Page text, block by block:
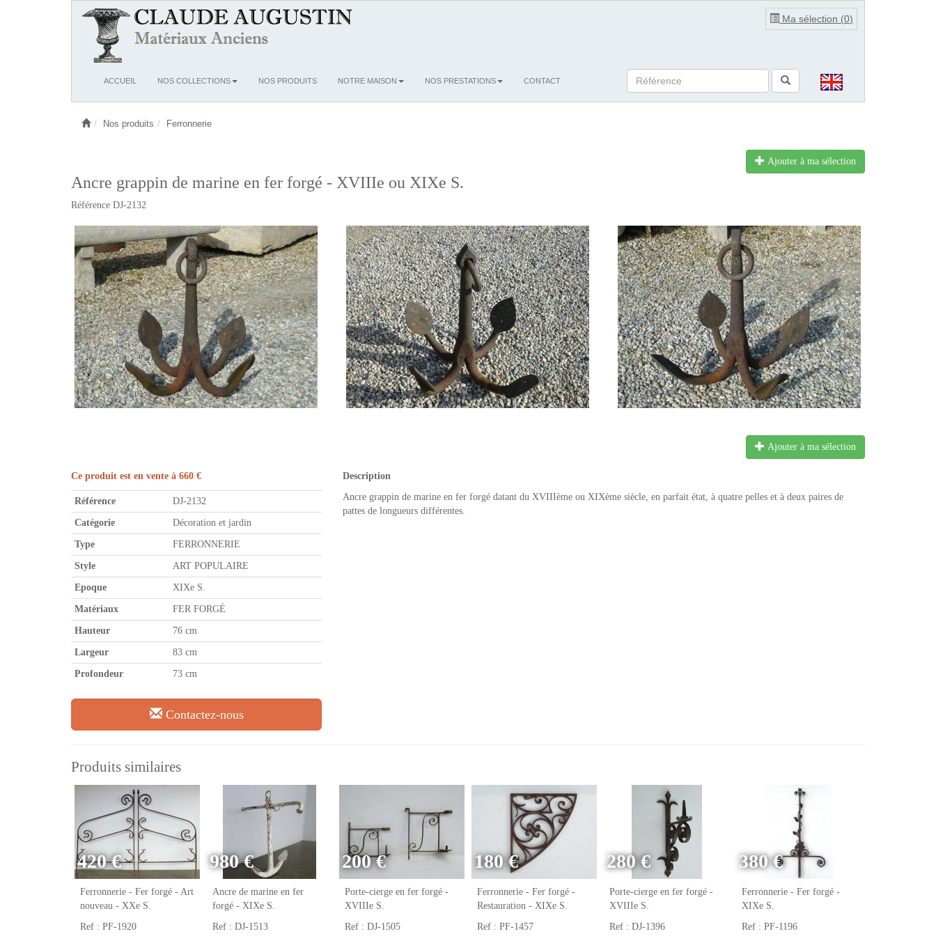
Ma sélection (0)
OuvrirACCUEIL NOS COLLECTIONS NOS PRODUITS NOTRE MAISON NOS PRESTATIONS CONTACT
Nos produits Ferronnerie
Ajouter à ma sélection
Ancre grappin de marine en fer forgé - XVIIIe ou XIXe S.
Référence DJ-2132
Ajouter à ma sélection
Ce produit est en vente à 660 €
Référence DJ-2132
Catégorie Décoration et jardin
Type FERRONNERIE
Style ART POPULAIRE
Epoque XIXe S.
Matériaux FER FORGÉ
Hauteur 76 cm
Largeur 83 cm
Profondeur 73 cm
Contactez-nous
Description
Ancre grappin de marine en fer forgé datant du XVIIIème ou XIXème siècle, en parfait état, à quatre pelles et à deux paires de
pattes de longueurs différentes.
Produits similaires
420 €
Ferronnerie - Fer forgé - Art
nouveau - XXe S.
Ref : PF-1920
980 €
Ancre de marine en fer
forgé - XIXe S.
Ref : DJ-1513
200 €
Porte-cierge en fer forgé -
XVIIIe S.
Ref : DJ-1505
180 €
Ferronnerie - Fer forgé -
Restauration - XIXe S.
Ref : PF-1457
280 €
Porte-cierge en fer forgé -
XVIIIe S.
Ref : DJ-1396
380 €
Ferronnerie - Fer forgé -
XIXe S.
Ref : PF-1196